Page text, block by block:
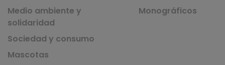
Medio ambiente y
solidaridad
Sociedad y consumo
Mascotas
Monográficos